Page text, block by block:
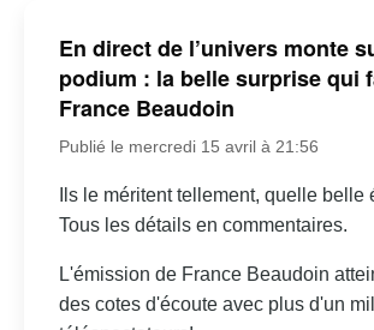
En direct de l’univers monte
podium : la belle surprise qui
France Beaudoin
Publié le mercredi 15 avril à 21:56
Ils le méritent tellement, quelle belle
Tous les détails en commentaires.
L'émission de France Beaudoin
des cotes d'écoute avec plus d'un